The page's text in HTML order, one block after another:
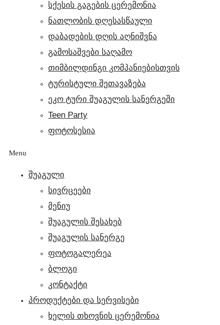
სქესის გაგების ცერემონია
ნათლობის დღესასწაული
დაბადების დღის აღნიშვნა
გამოსაშვები საღამო
თიმბილდინგი კომპანიებისთვის
ტურისტული შეთავაზება
ეკო ტური შუაგულის სანერგეში
Teen Party
ფოტოსესია
Menu
ᲨᲣᲐᲒᲣᲚᲘ
სივრცეები
მენიუ
შუაგულის შესახებ
შუაგულის სანერგე
ფოტოგალერეა
ბლოგი
კონტაქტი
ᲞᲠᲝᲓᲣᲥᲢᲔᲑᲘ ᲓᲐ ᲡᲔᲠᲕᲘᲡᲔᲑᲘ
ხელის თხოვნის ცერემონია